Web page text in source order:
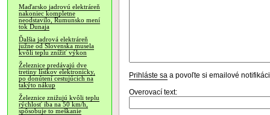
Maďarsko jadrovú elektráreň
nakoniec kompletne
neodstavilo, Rumunsko mení
tok Dunaja
Ďalšia jadrová elektráreň
južne od Slovenska musela
kvôli teplu znížiť výkon
Železnice predávajú dve
tretiny lístkov elektronicky,
po donútení cestujúcich na
takýto nákup
Železnice znižujú kvôli teplu
rýchlosť iba na 50 km/h,
spôsobuje to meškanie
Prihláste sa a povoľte si emailové
Overovací text: